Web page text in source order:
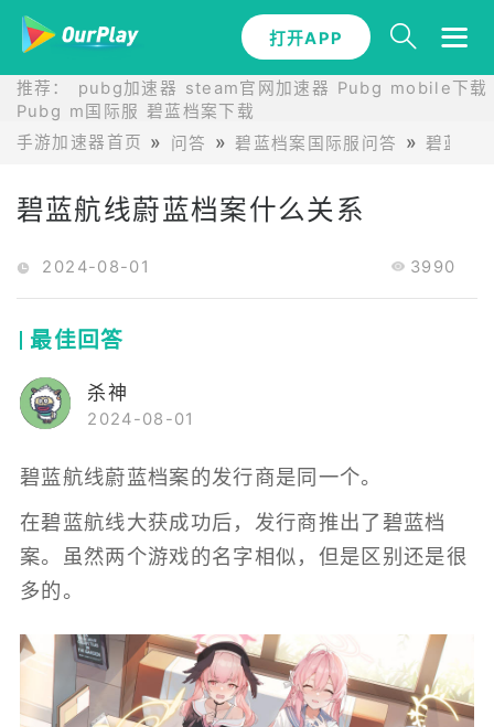
打开APP
推荐： pubg加速器 steam官网加速器 Pubg mobile下载
Pubg m国际服 碧蓝档案下载
手游加速器首页
问答 碧蓝档案国际服问答 碧蓝航
碧蓝航线蔚蓝档案什么关系
2024-08-01 3990
最佳回答
杀神
2024-08-01
碧蓝航线蔚蓝档案的发行商是同一个。
在碧蓝航线大获成功后，发行商推出了碧蓝档
案。虽然两个游戏的名字相似，但是区别还是很
多的。